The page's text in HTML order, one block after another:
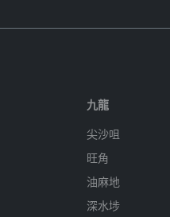
九龍
尖沙咀
旺角
油麻地
深水埗